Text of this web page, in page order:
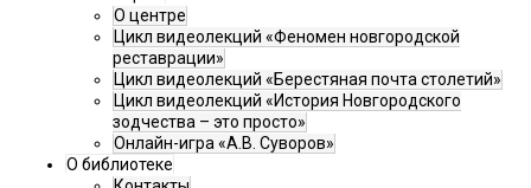
О центре
Цикл видеолекций «Феномен новгородской
реставрации»
Цикл видеолекций «Берестяная почта столетий»
Цикл видеолекций «История Новгородского
зодчества – это просто»
Онлайн-игра «А.В. Суворов»
О библиотеке